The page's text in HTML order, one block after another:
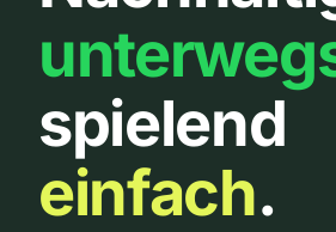
Über uns
Urbanlist
spielend
einfach.